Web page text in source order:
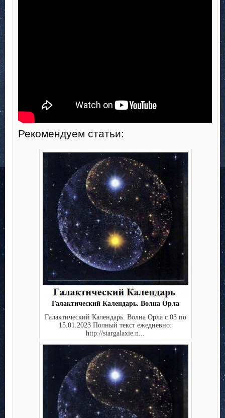
Рекомендуем статьи:
Галактический Календарь. Волна Орла
Галактический Календарь. Волна Орла с 03 по
15.01.2023 Полный текст ежедневно:
http://stargalaxie.n...